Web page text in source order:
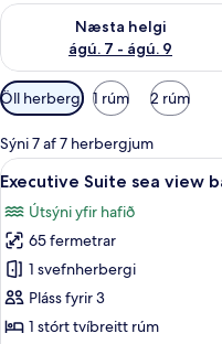
Næsta helgi
ágú. 7 - ágú. 9
Athuga framboð næstu
Síur
í
boði
fyrir
herbergi
Öll herbergi 1 rúm 2 rúm
Sýni 7 af 7 herbergjum
Skoða
allar
myndir
fyrir
Executive
Suite
sea
6
Executive Suite sea view
Útsýni yfir hafið
65 fermetrar
1 svefnherbergi
Pláss fyrir 3
1 stórt tvíbreitt rúm